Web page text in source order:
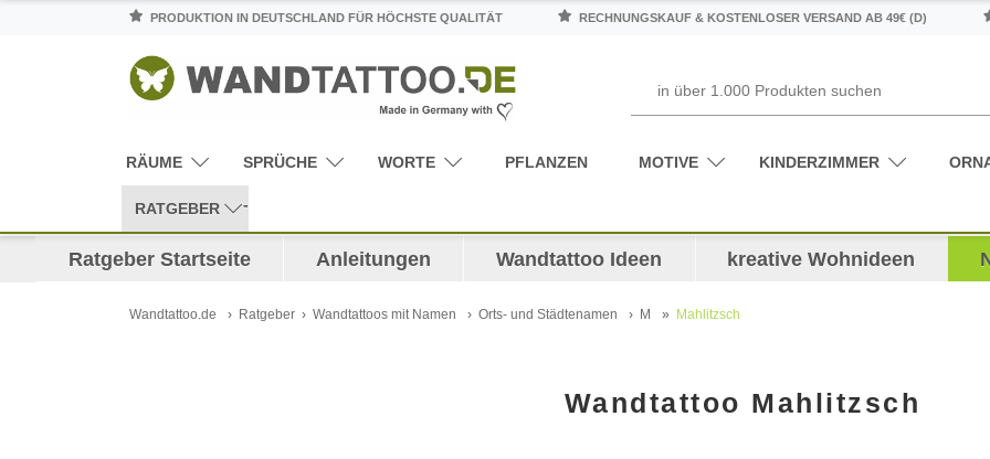
PRODUKTION IN DEUTSCHLAND FÜR HÖCHSTE QUALITÄT RECHNUNGSKAUF & KOSTENLOSER VERSAND AB 49€ (D)
RÄUME SPRÜCHE WORTE PFLANZEN MOTIVE KINDERZIMMER
RATGEBER
Ratgeber Startseite Anleitungen Wandtattoo Ideen kreative Wohnideen
Wandtattoo.de Ratgeber Wandtattoos mit Namen Orts- und Städtenamen M Mahlitzsch
Wandtattoo Mahlitzsch